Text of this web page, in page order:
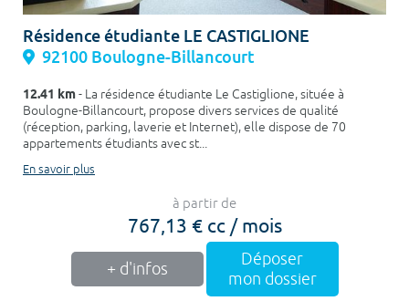
Résidence étudiante LE CASTIGLIONE
92100 Boulogne-Billancourt
12.41 km- La résidence étudiante Le Castiglione, située à
Boulogne-Billancourt, propose divers services de qualité
(réception, parking, laverie et Internet), elle dispose de 70
appartements étudiants avec st...
En savoir plus
à partir de
767,13 € cc / mois
+ d'infos
Déposer
mon dossier